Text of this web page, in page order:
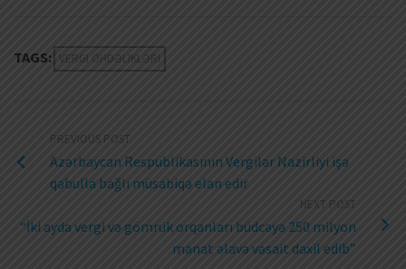
TAGS: VERGI ÖHDƏLIKLƏRI
PREVIOUS POST
Azərbaycan Respublikasının Vergilər Nazirliyi işə
qəbulla bağlı müsabiqə elan edir
NEXT POST
“İki ayda vergi və gömrük orqanları büdcəyə 250 milyon
manat əlavə vəsait daxil edib”